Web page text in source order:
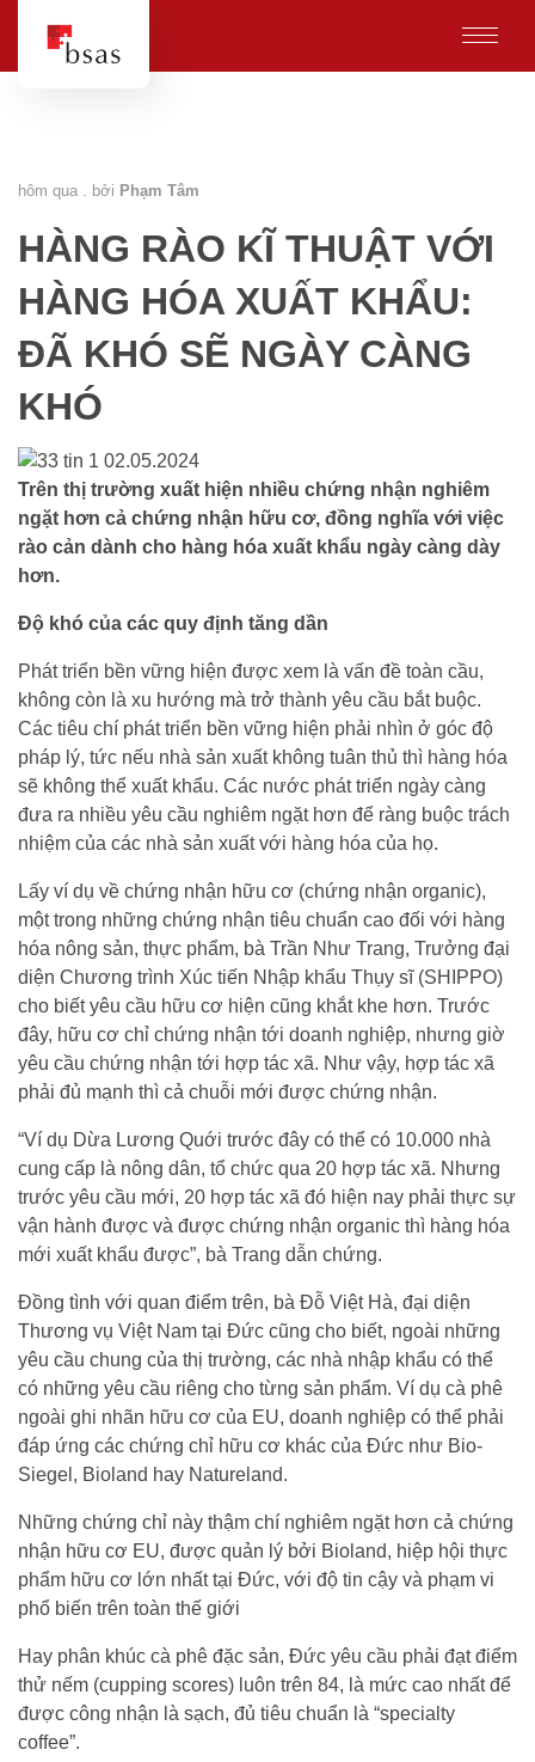
hôm qua . bởi Phạm Tâm
HÀNG RÀO KĨ THUẬT VỚI
HÀNG HÓA XUẤT KHẨU:
ĐÃ KHÓ SẼ NGÀY CÀNG
KHÓ
Trên thị trường xuất hiện nhiều chứng nhận nghiêm
ngặt hơn cả chứng nhận hữu cơ, đồng nghĩa với việc
rào cản dành cho hàng hóa xuất khẩu ngày càng dày
hơn.
Độ khó của các quy định tăng dần
Phát triển bền vững hiện được xem là vấn đề toàn cầu,
không còn là xu hướng mà trở thành yêu cầu bắt buộc.
Các tiêu chí phát triển bền vững hiện phải nhìn ở góc độ
pháp lý, tức nếu nhà sản xuất không tuân thủ thì hàng hóa
sẽ không thể xuất khẩu. Các nước phát triển ngày càng
đưa ra nhiều yêu cầu nghiêm ngặt hơn để ràng buộc trách
nhiệm của các nhà sản xuất với hàng hóa của họ.
Lấy ví dụ về chứng nhận hữu cơ (chứng nhận organic),
một trong những chứng nhận tiêu chuẩn cao đối với hàng
hóa nông sản, thực phẩm, bà Trần Như Trang, Trưởng đại
diện Chương trình Xúc tiến Nhập khẩu Thụy sĩ (SHIPPO)
cho biết yêu cầu hữu cơ hiện cũng khắt khe hơn. Trước
đây, hữu cơ chỉ chứng nhận tới doanh nghiệp, nhưng giờ
yêu cầu chứng nhận tới hợp tác xã. Như vậy, hợp tác xã
phải đủ mạnh thì cả chuỗi mới được chứng nhận.
“Ví dụ Dừa Lương Quới trước đây có thể có 10.000 nhà
cung cấp là nông dân, tổ chức qua 20 hợp tác xã. Nhưng
trước yêu cầu mới, 20 hợp tác xã đó hiện nay phải thực sự
vận hành được và được chứng nhận organic thì hàng hóa
mới xuất khẩu được”, bà Trang dẫn chứng.
Đồng tình với quan điểm trên, bà Đỗ Việt Hà, đại diện
Thương vụ Việt Nam tại Đức cũng cho biết, ngoài những
yêu cầu chung của thị trường, các nhà nhập khẩu có thể
có những yêu cầu riêng cho từng sản phẩm. Ví dụ cà phê
ngoài ghi nhãn hữu cơ của EU, doanh nghiệp có thể phải
đáp ứng các chứng chỉ hữu cơ khác của Đức như Bio-
Siegel, Bioland hay Natureland.
Những chứng chỉ này thậm chí nghiêm ngặt hơn cả chứng
nhận hữu cơ EU, được quản lý bởi Bioland, hiệp hội thực
phẩm hữu cơ lớn nhất tại Đức, với độ tin cậy và phạm vi
phổ biến trên toàn thế giới
Hay phân khúc cà phê đặc sản, Đức yêu cầu phải đạt điểm
thử nếm (cupping scores) luôn trên 84, là mức cao nhất để
được công nhận là sạch, đủ tiêu chuẩn là “specialty
coffee”.